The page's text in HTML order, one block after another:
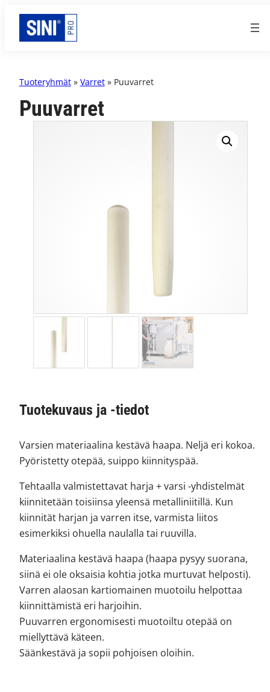
Tuoteryhmät» Varret» Puuvarret
Puuvarret
Tuotekuvaus ja -tiedot
Varsien materiaalina kestävä haapa. Neljä eri kokoa.
Pyöristetty otepää, suippo kiinnityspää.
Tehtaalla valmistettavat harja + varsi -yhdistelmät
kiinnitetään toisiinsa yleensä metalliniitillä. Kun
kiinnität harjan ja varren itse, varmista liitos
esimerkiksi ohuella naulalla tai ruuvilla.
Materiaalina kestävä haapa (haapa pysyy suorana,
siinä ei ole oksaisia kohtia jotka murtuvat helposti).
Varren alaosan kartiomainen muotoilu helpottaa
kiinnittämistä eri harjoihin.
Puuvarren ergonomisesti muotoiltu otepää on
miellyttävä käteen.
Säänkestävä ja sopii pohjoisen oloihin.